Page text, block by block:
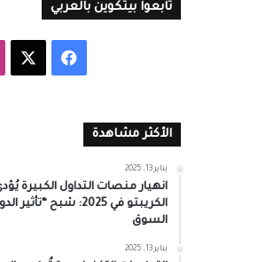
تابعوا بيتكوين بالعربي
فيسبوك
الأكثر مشاهدة
يناير 13, 2025
انهيار منصات التداول الكبيرة
الكريبتو في 2025: شبح
السوق
يناير 13, 2025